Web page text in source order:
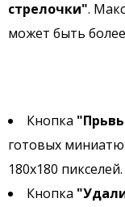
стрелочки".
может быть более
Кнопка
готовых
180х180 пикселей.
Кнопка